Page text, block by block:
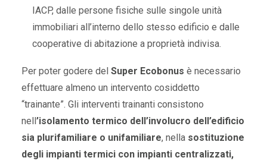
IACP, dalle persone fisiche sulle singole unità
immobiliari all’interno dello stesso edificio e dalle
cooperative di abitazione a proprietà indivisa.
Per poter godere del Super Ecobonus è necessario
effettuare almeno un intervento cosiddetto
“trainante”. Gli interventi trainanti consistono
nell’isolamento termico dell’involucro dell’edificio
sia plurifamiliare o unifamiliare, nella sostituzione
degli impianti termici con impianti centralizzati,